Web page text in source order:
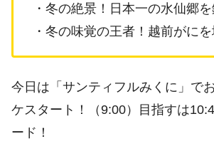
・冬の絶景！日本一の水仙郷
・冬の味覚の王者！越前がに
今日は「サンティフルみくに」で
ケスタート！（9:00）目指すは
ード！